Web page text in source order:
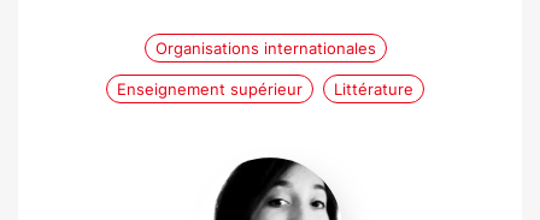
Organisations internationales
Enseignement supérieur Littérature
Nadia
Cherif